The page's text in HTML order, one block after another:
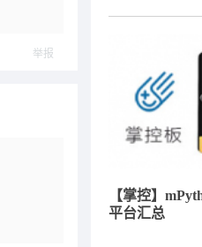
举报
【掌控】
平台汇总